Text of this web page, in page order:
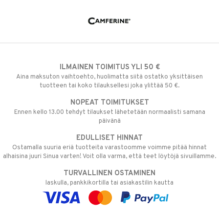
ILMAINEN TOIMITUS YLI 50 €
Aina maksuton vaihtoehto, huolimatta siitä ostatko yksittäisen
tuotteen tai koko tilauksellesi joka ylittää 50 €.
NOPEAT TOIMITUKSET
Ennen kello 13.00 tehdyt tilaukset lähetetään normaalisti samana
päivänä
EDULLISET HINNAT
Ostamalla suuria eriä tuotteita varastoomme voimme pitää hinnat
alhaisina juuri Sinua varten! Voit olla varma, että teet löytöjä sivuillamme.
TURVALLINEN OSTAMINEN
laskulla, pankkikortilla tai asiakastilin kautta